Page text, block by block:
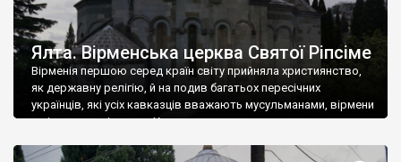
Ялта. Вірменська церква Святої Ріпсіме
Вірменія першою серед країн світу прийняла християнство,
як державну релігію, й на подив багатьох пересічних
українців, які усіх кавказців вважають мусульманами, вірмени
є відданими вірянами Христа